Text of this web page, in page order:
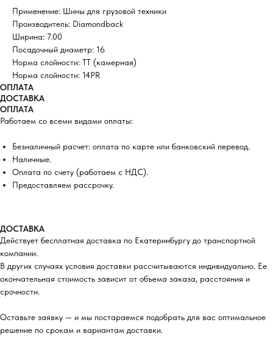
Применение: Шины для грузовой техники
Производитель: Diamondback
Ширина: 7.00
Посадочный диаметр: 16
Норма слойности: TT (камерная)
Норма слойности: 14PR
ОПЛАТА
ДОСТАВКА
ОПЛАТА
Работаем со всеми видами оплаты:
Безналичный расчет: оплата по карте или банковский перевод.
Наличные.
Оплата по счету (работаем с НДС).
Предоставляем рассрочку.
ДОСТАВКА
Действует бесплатная доставка по Екатеринбургу до транспортной
компании.
В других случаях условия доставки рассчитываются индивидуально. Ее
окончательная стоимость зависит от объема заказа, расстояния и
срочности.
Оставьте заявку — и мы постараемся подобрать для вас оптимальное
решение по срокам и вариантам доставки.